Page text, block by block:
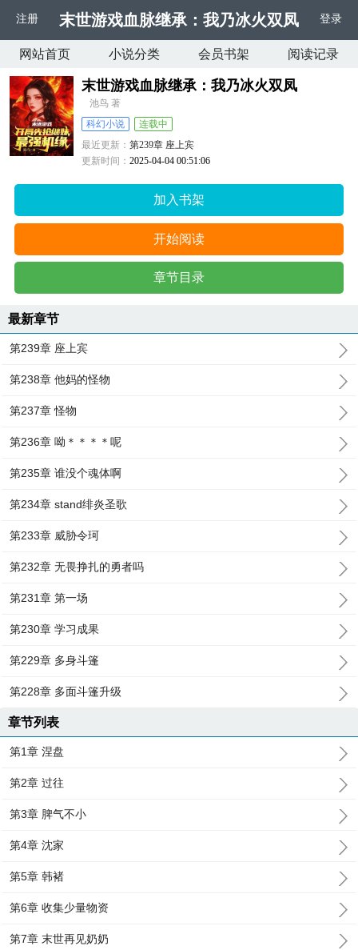
注册 末世游戏血脉继承：我乃冰火双凤 登录
网站首页 小说分类 会员书架 阅读记录
末世游戏血脉继承：我乃冰火双凤
池鸟 著
科幻小说
连载中
最近更新：第239章 座上宾
更新时间：2025-04-04 00:51:06
加入书架
开始阅读
章节目录
最新章节
第239章 座上宾
第238章 他妈的怪物
第237章 怪物
第236章 呦＊＊＊＊呢
第235章 谁没个魂体啊
第234章 stand绯炎圣歌
第233章 威胁令珂
第232章 无畏挣扎的勇者吗
第231章 第一场
第230章 学习成果
第229章 多身斗篷
第228章 多面斗篷升级
章节列表
第1章 涅盘
第2章 过往
第3章 脾气不小
第4章 沈家
第5章 韩褚
第6章 收集少量物资
第7章 末世再见奶奶